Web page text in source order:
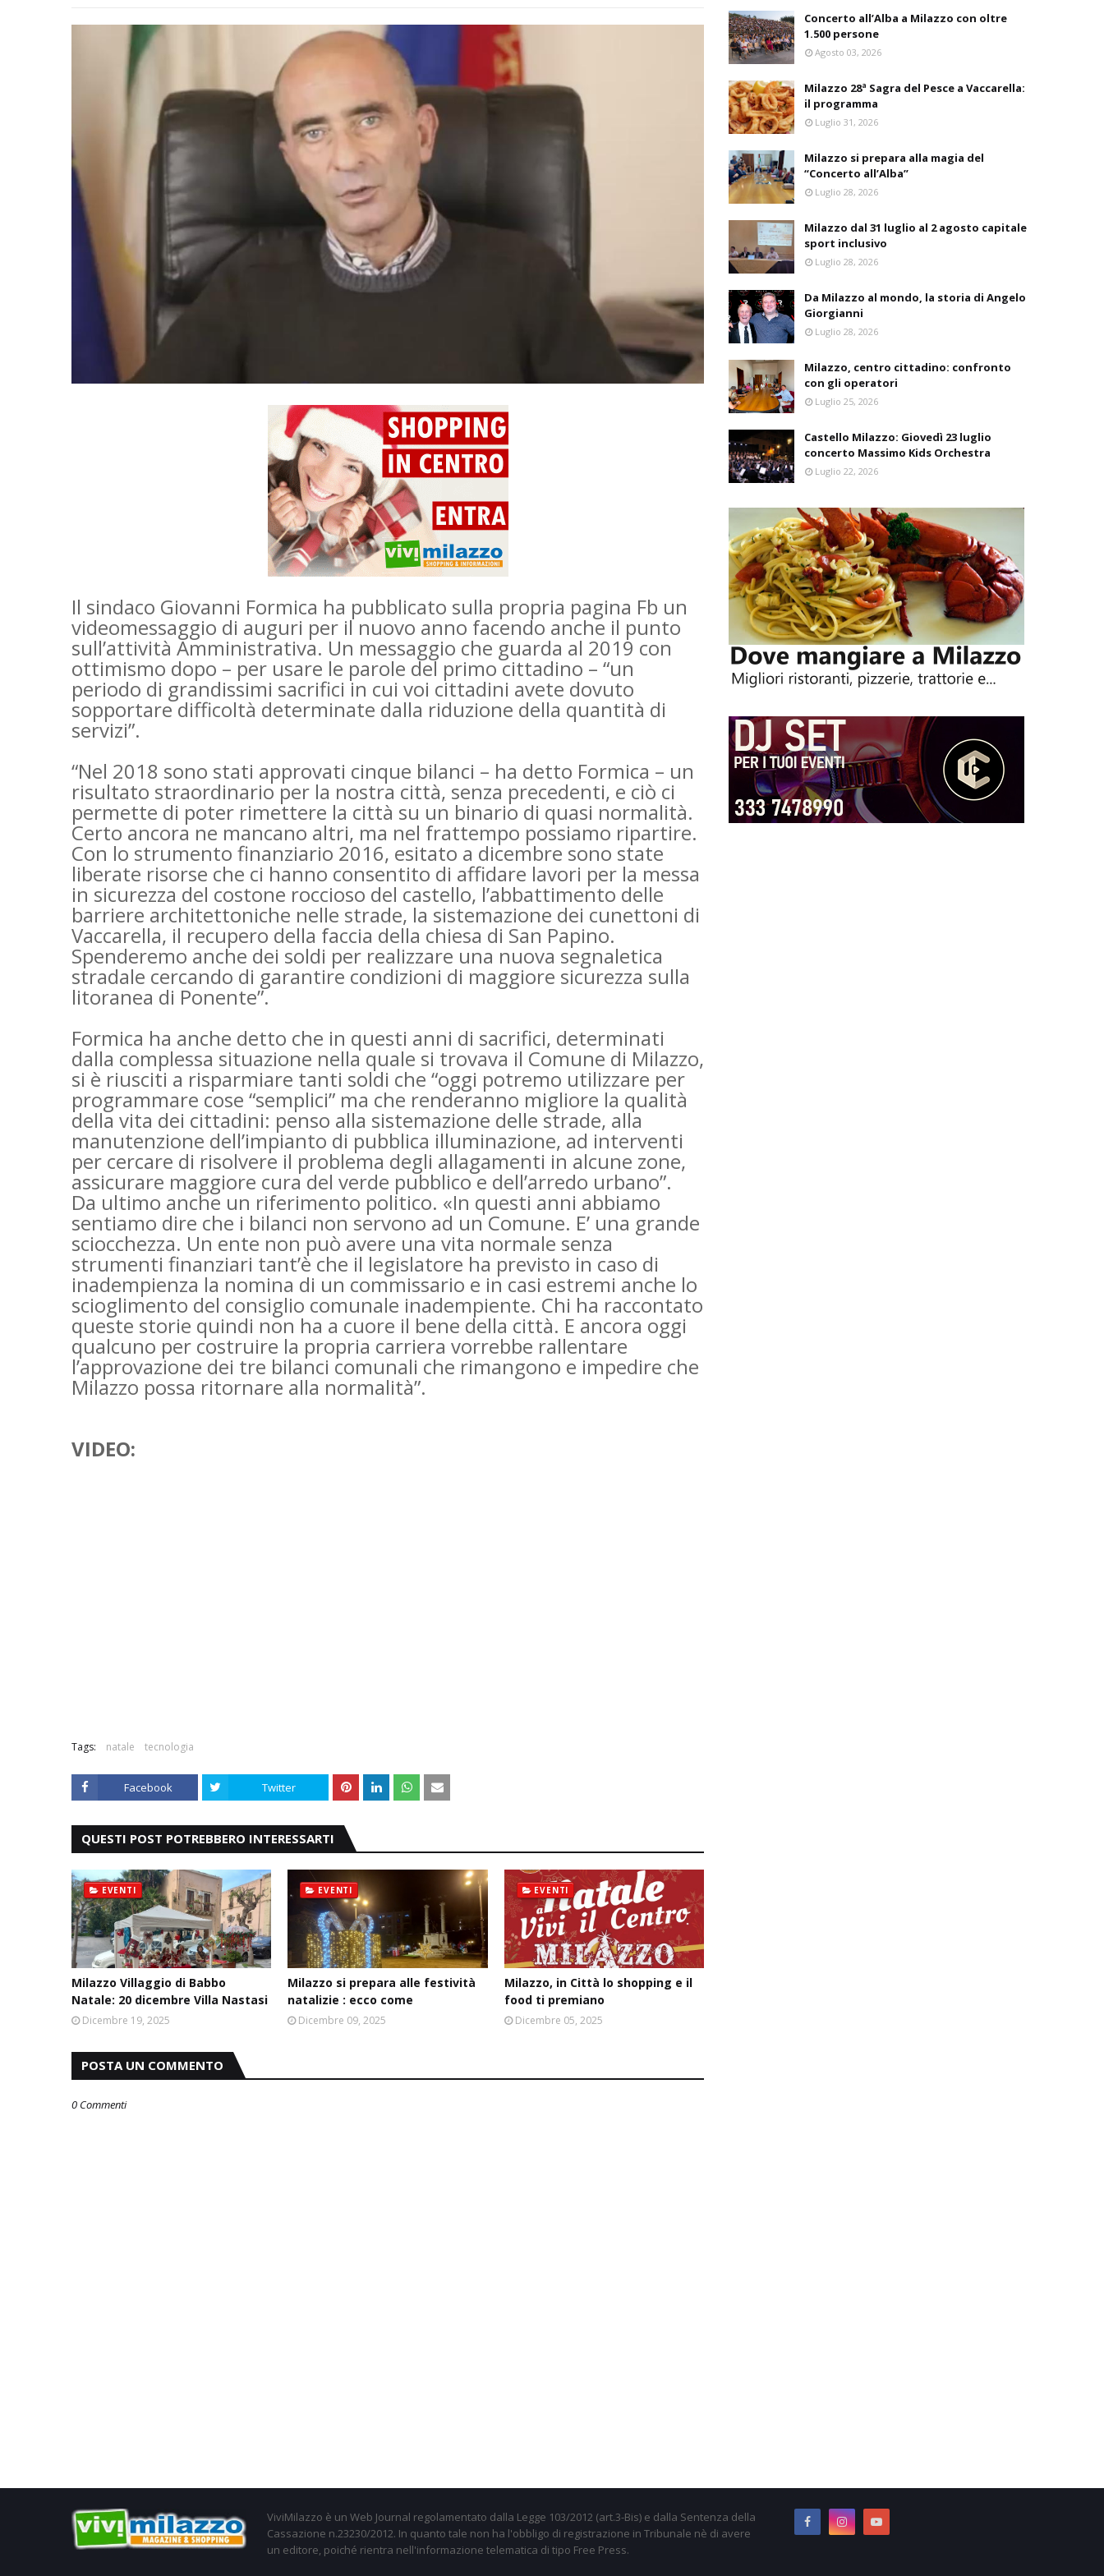
Il sindaco Giovanni Formica ha pubblicato sulla propria pagina Fb un
videomessaggio di auguri per il nuovo anno facendo anche il punto
sull’attività Amministrativa. Un messaggio che guarda al 2019 con
ottimismo dopo – per usare le parole del primo cittadino – “un
periodo di grandissimi sacrifici in cui voi cittadini avete dovuto
sopportare difficoltà determinate dalla riduzione della quantità di
servizi”.
“Nel 2018 sono stati approvati cinque bilanci – ha detto Formica – un
risultato straordinario per la nostra città, senza precedenti, e ciò ci
permette di poter rimettere la città su un binario di quasi normalità.
Certo ancora ne mancano altri, ma nel frattempo possiamo ripartire.
Con lo strumento finanziario 2016, esitato a dicembre sono state
liberate risorse che ci hanno consentito di affidare lavori per la messa
in sicurezza del costone roccioso del castello, l’abbattimento delle
barriere architettoniche nelle strade, la sistemazione dei cunettoni di
Vaccarella, il recupero della faccia della chiesa di San Papino.
Spenderemo anche dei soldi per realizzare una nuova segnaletica
stradale cercando di garantire condizioni di maggiore sicurezza sulla
litoranea di Ponente”.
Formica ha anche detto che in questi anni di sacrifici, determinati
dalla complessa situazione nella quale si trovava il Comune di Milazzo,
si è riusciti a risparmiare tanti soldi che “oggi potremo utilizzare per
programmare cose “semplici” ma che renderanno migliore la qualità
della vita dei cittadini: penso alla sistemazione delle strade, alla
manutenzione dell’impianto di pubblica illuminazione, ad interventi
per cercare di risolvere il problema degli allagamenti in alcune zone,
assicurare maggiore cura del verde pubblico e dell’arredo urbano”.
Da ultimo anche un riferimento politico. «In questi anni abbiamo
sentiamo dire che i bilanci non servono ad un Comune. E’ una grande
sciocchezza. Un ente non può avere una vita normale senza
strumenti finanziari tant’è che il legislatore ha previsto in caso di
inadempienza la nomina di un commissario e in casi estremi anche lo
scioglimento del consiglio comunale inadempiente. Chi ha raccontato
queste storie quindi non ha a cuore il bene della città. E ancora oggi
qualcuno per costruire la propria carriera vorrebbe rallentare
l’approvazione dei tre bilanci comunali che rimangono e impedire che
Milazzo possa ritornare alla normalità”.
VIDEO:
Tags: natale tecnologia
Facebook Twitter
QUESTI POST POTREBBERO INTERESSARTI
EVENTI
Milazzo Villaggio di Babbo
Natale: 20 dicembre Villa Nastasi
Dicembre 19, 2025
EVENTI
Milazzo si prepara alle festività
natalizie : ecco come
Dicembre 09, 2025
EVENTI
Milazzo, in Città lo shopping e il
food ti premiano
Dicembre 05, 2025
POSTA UN COMMENTO
0 Commenti
Concerto all’Alba a Milazzo con oltre
1.500 persone
Agosto 03, 2026
Milazzo 28ª Sagra del Pesce a Vaccarella:
il programma
Luglio 31, 2026
Milazzo si prepara alla magia del
“Concerto all’Alba”
Luglio 28, 2026
Milazzo dal 31 luglio al 2 agosto capitale
sport inclusivo
Luglio 28, 2026
Da Milazzo al mondo, la storia di Angelo
Giorgianni
Luglio 28, 2026
Milazzo, centro cittadino: confronto
con gli operatori
Luglio 25, 2026
Castello Milazzo: Giovedì 23 luglio
concerto Massimo Kids Orchestra
Luglio 22, 2026
ViviMilazzo è un Web Journal regolamentato dalla Legge 103/2012 (art.3-Bis) e dalla Sentenza della
Cassazione n.23230/2012. In quanto tale non ha l'obbligo di registrazione in Tribunale nè di avere
un editore, poiché rientra nell'informazione telematica di tipo Free Press.